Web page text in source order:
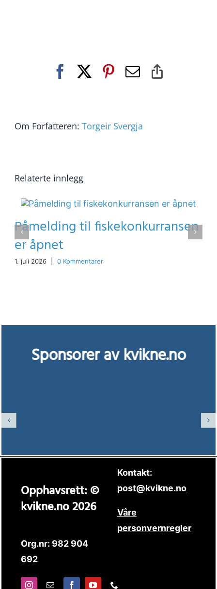
Facebook Pinterest
E-
Om Forfatteren: Torgeir Svergja
Relaterte innlegg
Påmelding til fiskekonkurransen
er åpnet
1. juli 2026 0 Kommentarer
Sponsorer av kvikne.no
Opphavsrett: ©
kvikne.no 2026
Org.nr: 982 904
692
Kontakt:
post@kvikne.no
Våre
personvernregler